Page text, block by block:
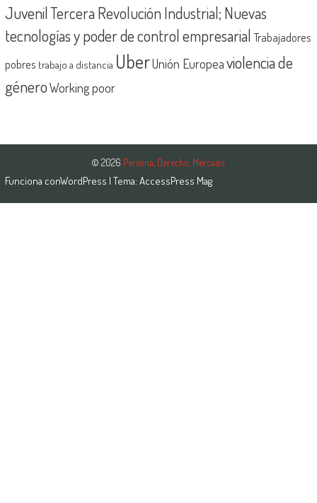
JuvenilTercera Revolución Industrial; Nuevas
tecnologías y poder de control empresarial Trabajadores
pobres trabajo a distancia UberUnión Europeaviolencia de
géneroWorking poor
© 2026 Persona, Derecho, Mercado
Funciona conWordPress | Tema: AccessPress Mag